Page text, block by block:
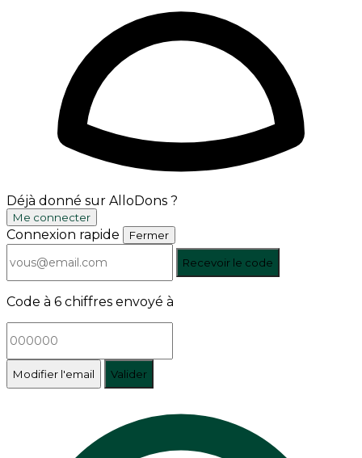
Déjà donné sur AlloDons ?
Me connecter
Connexion rapide Fermer
Recevoir le code
Code à 6 chiffres envoyé à
Modifier l'email Valider